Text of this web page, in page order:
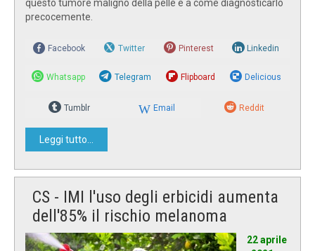
questo tumore maligno della pelle e a come diagnosticarlo
precocemente.
Facebook Twitter Pinterest Linkedin
Whatsapp Telegram Flipboard Delicious
Tumblr Email Reddit
Leggi tutto...
CS - IMI l'uso degli erbicidi aumenta
dell'85% il rischio melanoma
22 aprile